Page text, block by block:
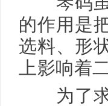
的作用是
选料、形
上影响着
为了求